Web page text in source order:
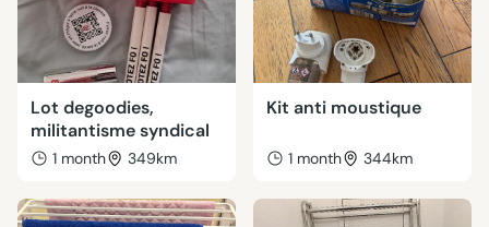
Lot degoodies,
militantisme syndical
1 month 349km
Kit anti moustique
1 month 344km